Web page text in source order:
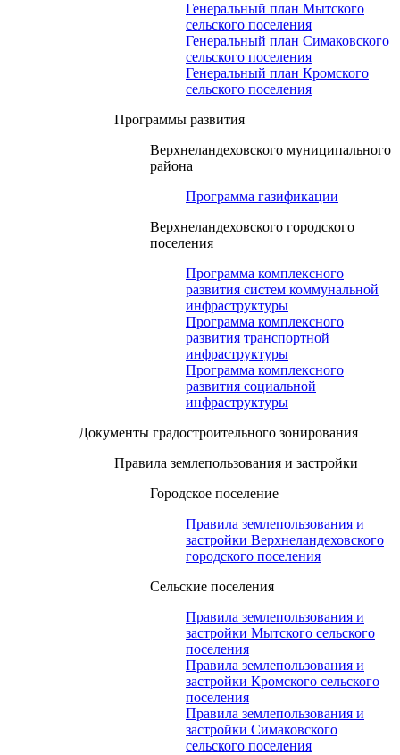
Генеральный план Мытского
сельского поселения
Генеральный план Симаковского
сельского поселения
Генеральный план Кромского
сельского поселения
Программы развития
Верхнеландеховского муниципального
района
Программа газификации
Верхнеландеховского городского
поселения
Программа комплексного
развития систем коммунальной
инфраструктуры
Программа комплексного
развития транспортной
инфраструктуры
Программа комплексного
развития социальной
инфраструктуры
Документы градостроительного зонирования
Правила землепользования и застройки
Городское поселение
Правила землепользования и
застройки Верхнеландеховского
городского поселения
Сельские поселения
Правила землепользования и
застройки Мытского сельского
поселения
Правила землепользования и
застройки Кромского сельского
поселения
Правила землепользования и
застройки Симаковского
сельского поселения